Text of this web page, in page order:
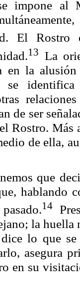
impone al
. El Rostro
13 La
en la
de ser
Rostro. Más
de ella,
que
hablando
14
la huella
lo que
asegura
en su